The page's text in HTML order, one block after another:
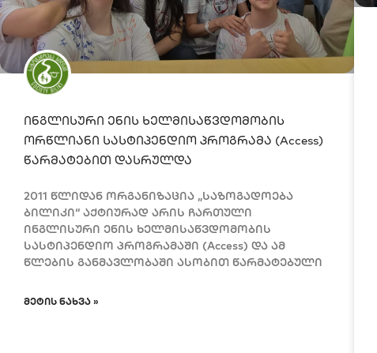
ინგლისური ენის ხელმისაწვდომობის
ორწლიანი სასტიპენდიო პროგრამა (Access)
წარმატებით დასრულდა
2011 წლიდან ორგანიზაცია „საზოგადოება
ბილიკი“ აქტიურად არის ჩართული
ინგლისური ენის ხელმისაწვდომობის
სასტიპენდიო პროგრამაში (Access) და ამ
წლების განმავლობაში ასობით წარმატებული
ᲛᲔᲢᲘᲡ ᲜᲐᲮᲕᲐ »